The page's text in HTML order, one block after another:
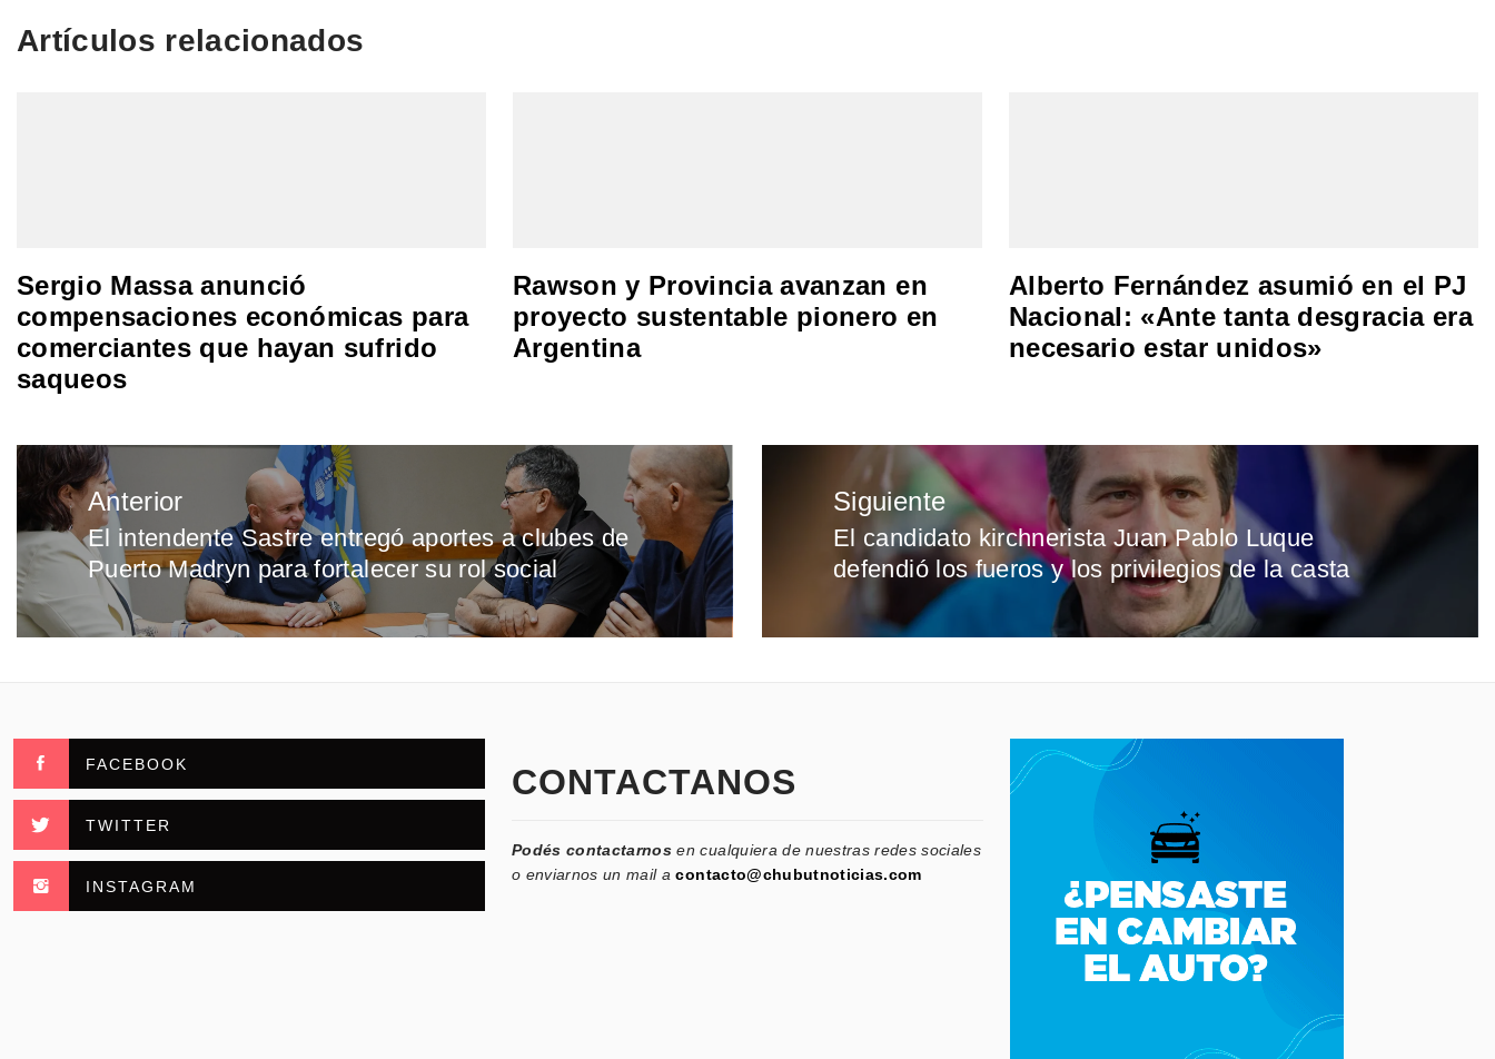
Artículos relacionados
Sergio Massa anunció
compensaciones económicas para
comerciantes que hayan sufrido
saqueos
Rawson y Provincia avanzan en
proyecto sustentable pionero en
Argentina
Alberto Fernández asumió en el PJ
Nacional: «Ante tanta desgracia era
necesario estar unidos»
Navegación
de
entradas
Anterior
Entrada
anterior:
El intendente Sastre entregó aportes a clubes de
Puerto Madryn para fortalecer su rol social
Siguiente
Entrada
siguiente:
El candidato kirchnerista Juan Pablo Luque
defendió los fueros y los privilegios de la casta
FACEBOOK
TWITTER
INSTAGRAM
CONTACTANOS
Podés contactarnos en cualquiera de nuestras redes sociales
o enviarnos un mail acontacto@chubutnoticias.com